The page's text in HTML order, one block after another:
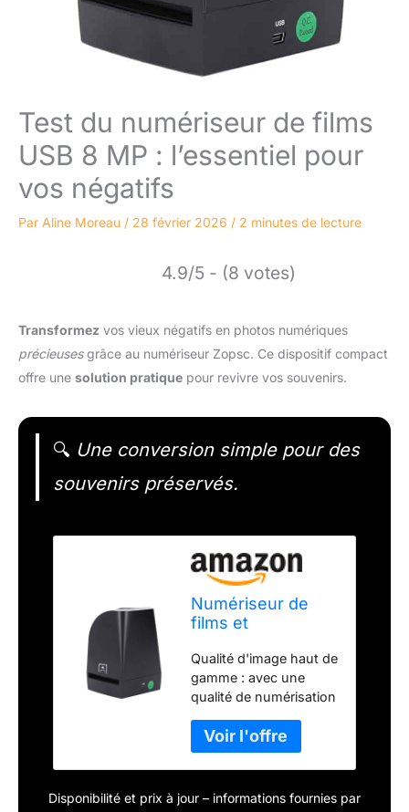
Test du numériseur de films
USB 8 MP : l’essentiel pour
vos négatifs
Par Aline Moreau / 28 février 2026 / 2 minutes de lecture
4.9/5 - (8 votes)
Transformez vos vieux négatifs en photos numériques
précieusesgrâce au numériseur Zopsc. Ce dispositif compact
offre une solution pratique pour revivre vos souvenirs.
🔍 Une conversion simple pour des
souvenirs préservés.
Numériseur de
films et
négatifs USB 8 MP
pour films négatifs
couleur 35 mm
135 mm
diapositives noires
et blanches,
convertisseur
photo négatif en
Qualité d'image haut de
gamme : avec une
qualité de numérisation
4800 dpi et un capteur
d'image CMOS 8 MP,
ce scanner de films
offre des photos
Disponibilité et prix à jour – informations fournies par